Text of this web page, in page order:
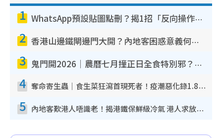
1 WhatsApp預設貼圖點刪？揭1招「反向操作」還原簡潔介面 附3步實測教學
2 香港山邊鐵閘邊門大開？內地客困惑意義何在！網民神回覆：呢種叫法理性防禦
3 鬼門開2026｜農曆七月撞正日全食特別邪？專家警告切忌做一事！揭4大禁忌+2招保平安
4 奪命寄生蟲｜食生菜狂瀉首現死者！疫潮惡化錄1.8萬宗病例 揭洗菜3大謬誤
5 內地客歎港人唔識老！揭港鐵保鮮級冷氣 港人求放過：咪投訴